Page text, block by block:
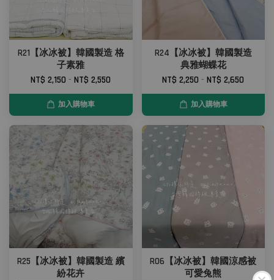
R21【冰冰被】韓國製造 格
子素雅
NT$ 2,150-NT$ 2,550
加入購物車
R24【冰冰被】韓國製造
典雅蝴蝶花
NT$ 2,250-NT$ 2,650
加入購物車
R25【冰冰被】韓國製造 繽
紛花卉
R06【冰冰被】韓國涼感被
可愛兔熊